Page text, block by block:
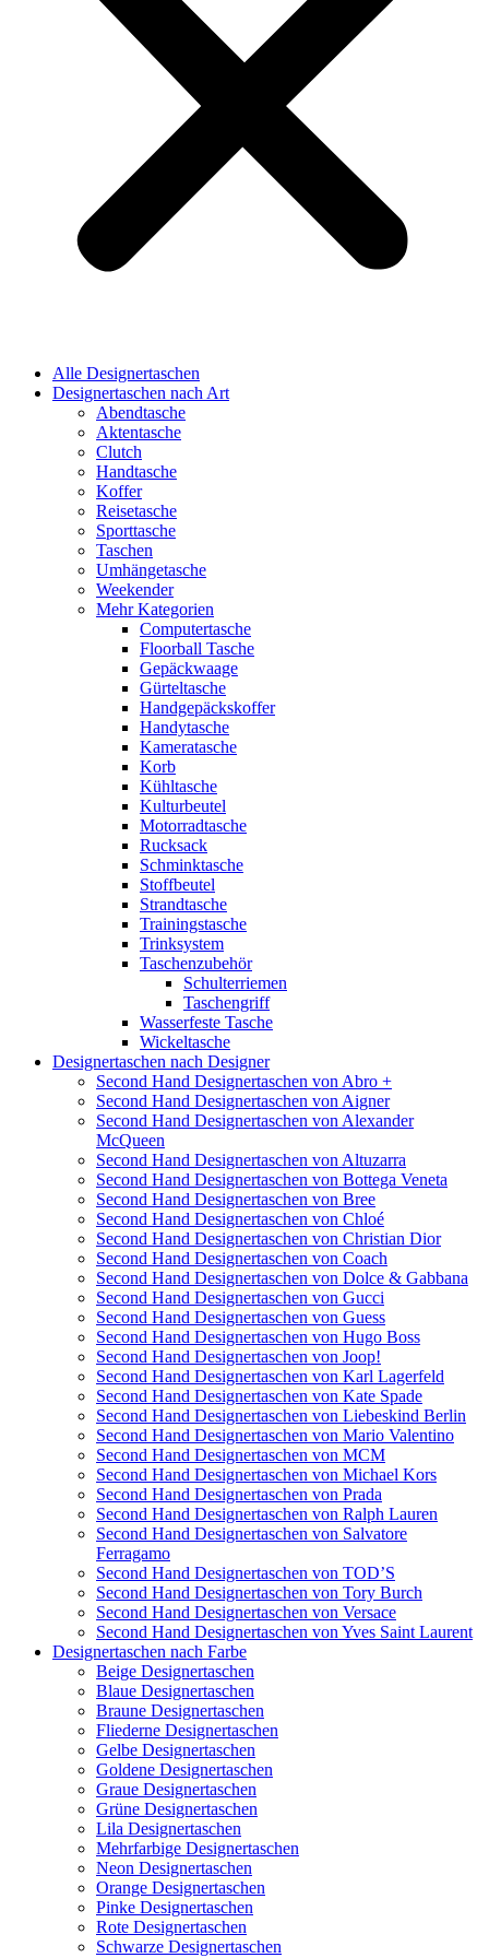
Alle Designertaschen
Designertaschen nach Art
Abendtasche
Aktentasche
Clutch
Handtasche
Koffer
Reisetasche
Sporttasche
Taschen
Umhängetasche
Weekender
Mehr Kategorien
Computertasche
Floorball Tasche
Gepäckwaage
Gürteltasche
Handgepäckskoffer
Handytasche
Kameratasche
Korb
Kühltasche
Kulturbeutel
Motorradtasche
Rucksack
Schminktasche
Stoffbeutel
Strandtasche
Trainingstasche
Trinksystem
Taschenzubehör
Schulterriemen
Taschengriff
Wasserfeste Tasche
Wickeltasche
Designertaschen nach Designer
Second Hand Designertaschen von Abro +
Second Hand Designertaschen von Aigner
Second Hand Designertaschen von Alexander
McQueen
Second Hand Designertaschen von Altuzarra
Second Hand Designertaschen von Bottega Veneta
Second Hand Designertaschen von Bree
Second Hand Designertaschen von Chloé
Second Hand Designertaschen von Christian Dior
Second Hand Designertaschen von Coach
Second Hand Designertaschen von Dolce & Gabbana
Second Hand Designertaschen von Gucci
Second Hand Designertaschen von Guess
Second Hand Designertaschen von Hugo Boss
Second Hand Designertaschen von Joop!
Second Hand Designertaschen von Karl Lagerfeld
Second Hand Designertaschen von Kate Spade
Second Hand Designertaschen von Liebeskind Berlin
Second Hand Designertaschen von Mario Valentino
Second Hand Designertaschen von MCM
Second Hand Designertaschen von Michael Kors
Second Hand Designertaschen von Prada
Second Hand Designertaschen von Ralph Lauren
Second Hand Designertaschen von Salvatore
Ferragamo
Second Hand Designertaschen von TOD’S
Second Hand Designertaschen von Tory Burch
Second Hand Designertaschen von Versace
Second Hand Designertaschen von Yves Saint Laurent
Designertaschen nach Farbe
Beige Designertaschen
Blaue Designertaschen
Braune Designertaschen
Fliederne Designertaschen
Gelbe Designertaschen
Goldene Designertaschen
Graue Designertaschen
Grüne Designertaschen
Lila Designertaschen
Mehrfarbige Designertaschen
Neon Designertaschen
Orange Designertaschen
Pinke Designertaschen
Rote Designertaschen
Schwarze Designertaschen